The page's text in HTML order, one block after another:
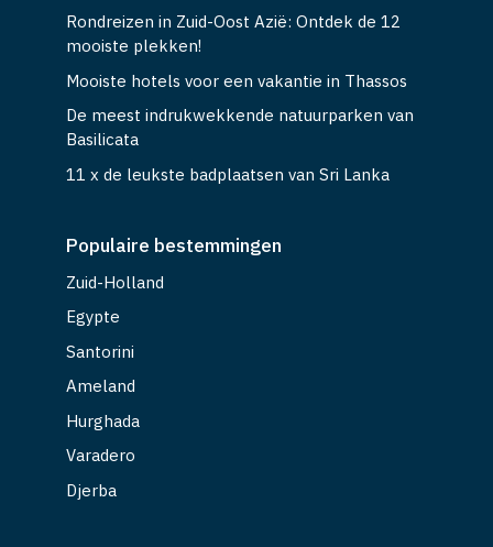
Rondreizen in Zuid-Oost Azië: Ontdek de 12
mooiste plekken!
Mooiste hotels voor een vakantie in Thassos
De meest indrukwekkende natuurparken van
Basilicata
11 x de leukste badplaatsen van Sri Lanka
Populaire bestemmingen
Zuid-Holland
Egypte
Santorini
Ameland
Hurghada
Varadero
Djerba